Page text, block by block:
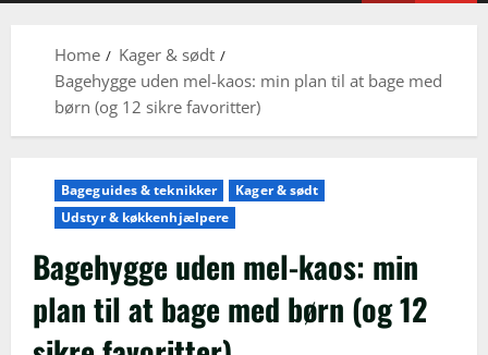
Home
Kager & sødt
Bagehygge uden mel-kaos: min plan til at bage med
børn (og 12 sikre favoritter)
Bageguides & teknikker
Kager & sødt
Udstyr & køkkenhjælpere
Bagehygge uden mel-kaos: min
plan til at bage med børn (og 12